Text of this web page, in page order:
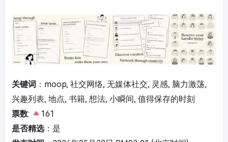
关键词 ：moop, 社交网络, 无媒体社交, 灵感, 脑力激荡,
兴趣列表, 地点, 书籍, 想法, 小瞬间, 值得保存的时刻
票数:
161
是否精选：是